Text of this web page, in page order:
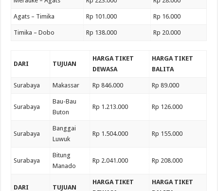
Agats – Timika Rp 101.000 Rp 16.000
Timika – Dobo Rp 138.000 Rp 20.000
DARI TUJUAN
HARGA TIKET
DEWASA
HARGA TIKET
BALITA
Surabaya Makassar Rp 846.000 Rp 89.000
Surabaya
Bau-Bau
Buton
Rp 1.213.000 Rp 126.000
Surabaya
Banggai
Luwuk
Rp 1.504.000 Rp 155.000
Surabaya
Bitung
Manado
Rp 2.041.000 Rp 208.000
DARI TUJUAN
HARGA TIKET
HARGA TIKET